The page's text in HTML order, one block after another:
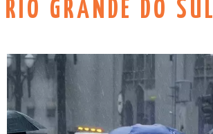
RIO GRANDE DO SUL